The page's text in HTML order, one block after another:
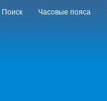
Поиск Часовые пояса